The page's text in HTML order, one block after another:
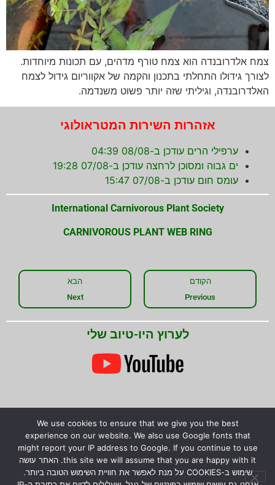
צמח אלדרובנדה הוא צמח טורף מדהים, עם תכונות מיוחדות.
לצורך גידולו התחלתי בתכנון והקמה של אקווריום גידול לצמח
האלדרובנדה, וגיליתי שזה יותר פשוט משנדמה.
אזהרות השירות המטראולוגי
ערפילי הרים עודכן ב-08/08 04:39
ים גבוה ומסוכן לרחצה עודכן ב-07/08 19:28
עומס חום עודכן ב-07/08 15:47
International Carnivorous Plant Society
CARNIVOROUS PLANT WEB RING
הקודם
Previous
הבא
Next
לערוץ היו-טיוב שלי
שתפו את המידע!
We use cookies to ensure that we give you the best
experience on our website. We also use Google fonts that
might report your IP address to Google. If you continue to use
this site we will assume that you are happy with it. האתר עושה
שימוש ב-COOKIES על מנת לאפשר את חוויית השימוש הטובה ביותר.